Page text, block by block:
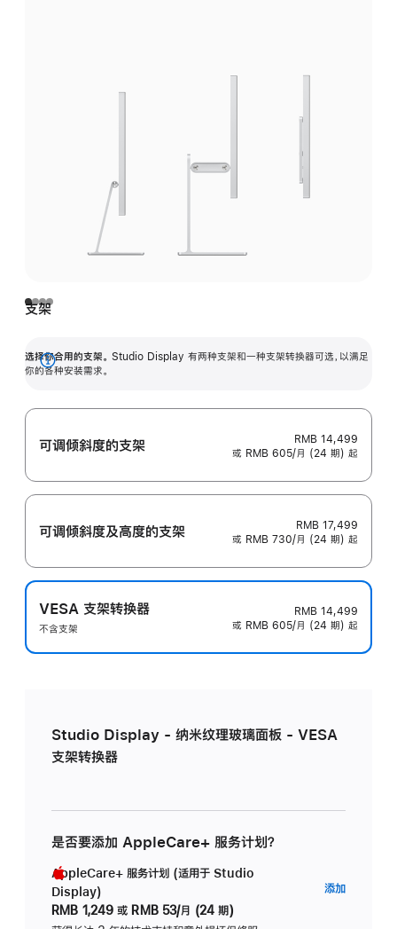
支架
选择你合用的支架。 Studio Display 有两种支架和一种支架转换器可选，以满足
你的各种安装需求。
展
可调倾斜度的支架
RMB 14,499
或 RMB 605/月 (24 期) 起
可调倾斜度及高‍度的支‍架
RMB 17,499
或 RMB 730/月 (24 期) 起
VESA 支架转换器
不含支架
RMB 14,499
或 RMB 605/月 (24 期) 起
Studio Display - 纳米纹理玻璃面板 - VESA
支架转换器
是否要添加 AppleCare+ 服务计划？
AppleCare+ 服务计划 (适用于 Studio
Display)
RMB 1,249 或 RMB 53/月 (24 期)
添加